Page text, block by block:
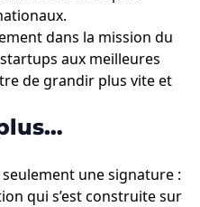
dans la mission du
aux meilleures
de grandir plus vite et
seulement une signature :
qui s’est construite sur